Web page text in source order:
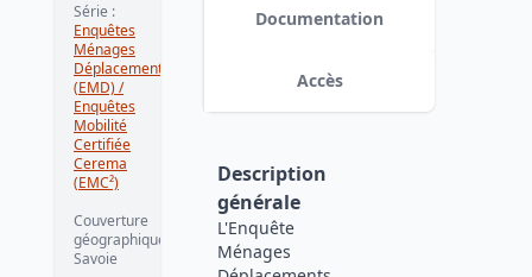
Série :
Enquêtes
Ménages
Déplacements
(EMD) /
Enquêtes
Mobilité
Certifiée
Cerema
(EMC²)
Couverture
géographique
Savoie
Documentation
Accès
Description
générale
L'Enquête
Ménages